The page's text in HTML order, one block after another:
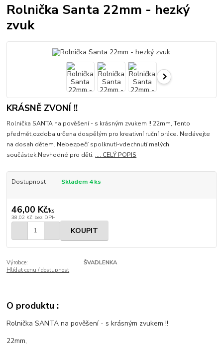
Rolnička Santa 22mm - hezký
zvuk
KRÁSNĚ ZVONÍ !!
Rolnička SANTA na pověšení - s krásným zvukem !! 22mm, Tento
předmět,ozdoba,určena dospělým pro kreativní ruční práce. Nedávejte
na dosah dětem. Nebezpečí spolknutí-vdechnutí malých
součástek.Nevhodné pro děti. .... CELÝ POPIS
Dostupnost Skladem 4 ks
46,00 Kč/ks
38,02 Kč bez DPH
KOUPIT
Výrobce:
ŠVADLENKA
Hlídat cenu / dostupnost
O produktu :
Rolnička SANTA na pověšení - s krásným zvukem !!
22mm,